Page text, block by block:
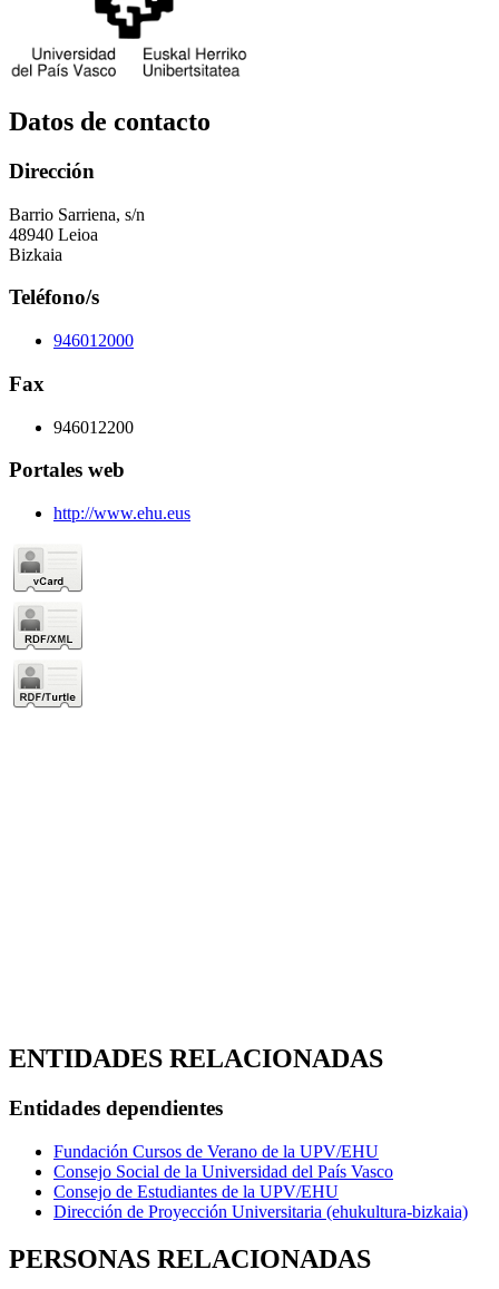
Datos de contacto
Dirección
Barrio Sarriena, s/n
48940 Leioa
Bizkaia
Teléfono/s
946012000
Fax
946012200
Portales web
http://www.ehu.eus
ENTIDADES RELACIONADAS
Entidades dependientes
Fundación Cursos de Verano de la UPV/EHU
Consejo Social de la Universidad del País Vasco
Consejo de Estudiantes de la UPV/EHU
Dirección de Proyección Universitaria (ehukultura-bizkaia)
PERSONAS RELACIONADAS